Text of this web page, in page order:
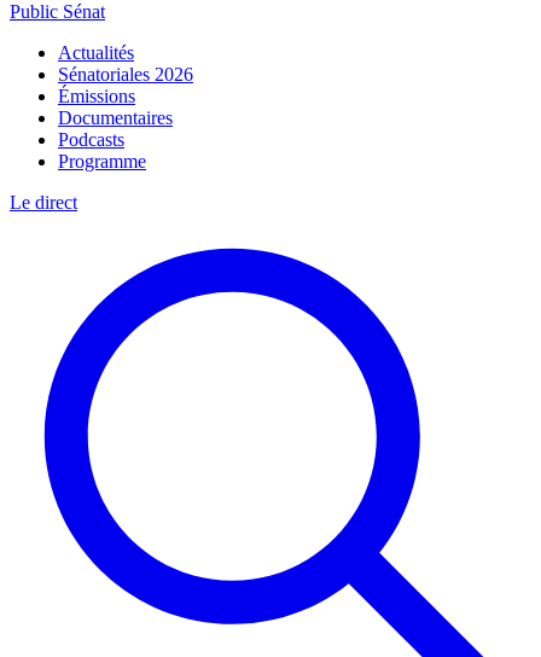
Public Sénat
Actualités
Sénatoriales 2026
Émissions
Documentaires
Podcasts
Programme
Le direct